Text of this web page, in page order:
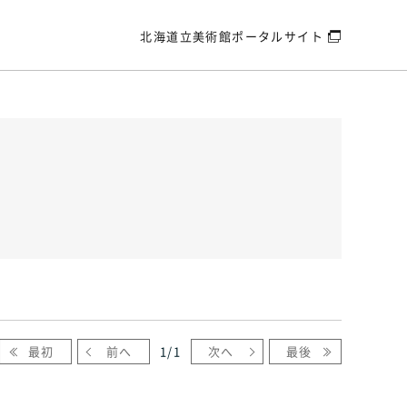
北海道立美術館ポータルサイト
最初 前へ 1/1 次へ 最後